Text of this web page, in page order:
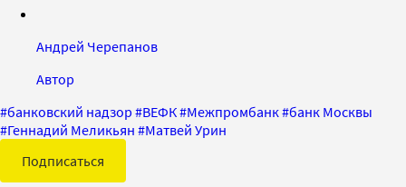
Андрей Черепанов
Автор
#банковский надзор #ВЕФК#Межпромбанк#банк Москвы
#Геннадий Меликьян #Матвей Урин
Подписаться